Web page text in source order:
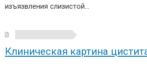
изъязвления слизистой…
Клиническая картина